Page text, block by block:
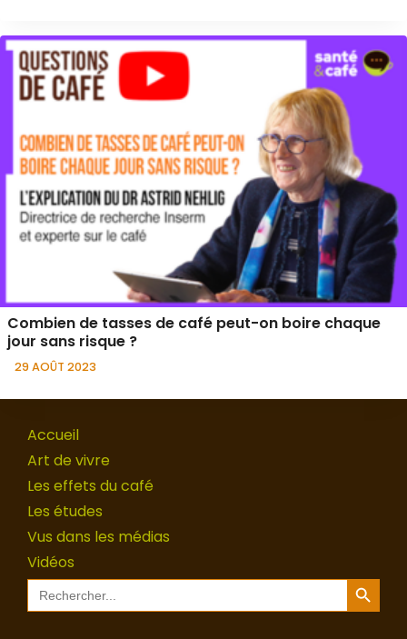
Combien de tasses de café peut-on boire chaque
jour sans risque ?
29 AOÛT 2023
Accueil
Art de vivre
Les effets du café
Les études
Vus dans les médias
Vidéos
Search
for:
Search Button